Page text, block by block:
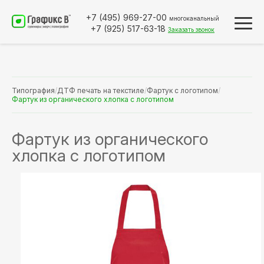
+7 (495) 969-27-00 многоканальный
+7 (925) 517-63-18 Заказать звонок
Типография/ДТФ печать на текстиле/Фартук с логотипом/
Фартук из органического хлопка с логотипом
Фартук из органического
хлопка с логотипом